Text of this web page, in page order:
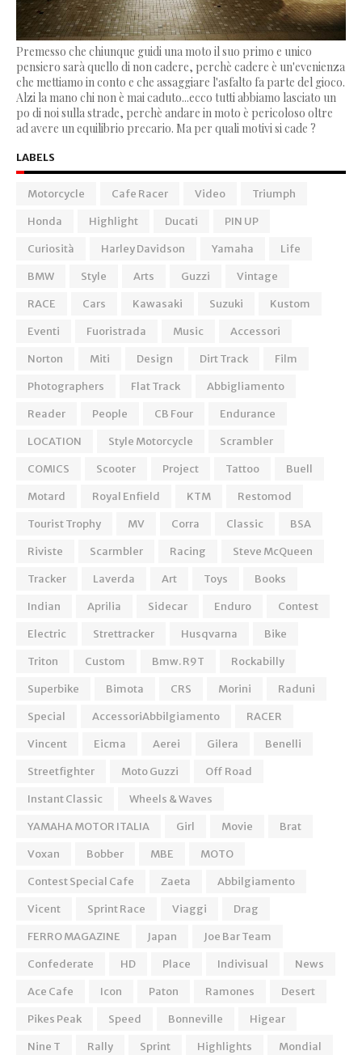
Premesso che chiunque guidi una moto il suo primo e unico
pensiero sarà quello di non cadere, perchè cadere è un'evenienza
che mettiamo in conto e che assaggiare l'asfalto fa parte del gioco.
Alzi la mano chi non è mai caduto...ecco tutti abbiamo lasciato un
po di noi sulla strade, perchè andare in moto è pericoloso oltre
ad avere un equilibrio precario. Ma per quali motivi si cade ?
LABELS
Motorcycle Cafe Racer Video
Triumph
Honda
Highlight Ducati
PIN UP
Curiosità
Harley Davidson Yamaha
Life
BMW
Style Arts Guzzi
Vintage
RACE
Cars Kawasaki Suzuki
Kustom
Eventi
Fuoristrada Music
Accessori
Norton
Miti Design Dirt Track
Film
Photographers
Flat Track
Abbigliamento
Reader
People CB Four
Endurance
LOCATION
Style Motorcycle
Scrambler
COMICS
Scooter Project Tattoo
Buell
Motard
Royal Enfield KTM
Restomod
Tourist Trophy
MV Corra Classic
BSA
Riviste
Scarmbler Racing
Steve McQueen
Tracker
Laverda Art Toys
Books
Indian
Aprilia Sidecar Enduro
Contest
Electric
Strettracker Husqvarna
Bike
Triton
Custom Bmw. R9T
Rockabilly
Superbike
Bimota CRS Morini
Raduni
Special
AccessoriAbbilgiamento
RACER
Vincent
Eicma Aerei Gilera
Benelli
Streetfighter
Moto Guzzi
Off Road
Instant Classic
Wheels & Waves
YAMAHA MOTOR ITALIA
Girl Movie
Brat
Voxan
Bobber MBE
MOTO
Contest Special Cafe
Zaeta
Abbilgiamento
Vicent
Sprint Race Viaggi
Drag
FERRO MAGAZINE
Japan
Joe Bar Team
Confederate
HD Place Indivisual
News
Ace Cafe
Icon Paton Ramones
Desert
Pikes Peak
Speed Bonneville
Higear
Nine T
Rally Sprint Highlights
Mondial